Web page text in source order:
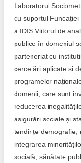
Scrisori de
Rapoarte
Inițiative în derulare
Inițiative desfășurate
Note & poziții​
Investigații în
Politici regionale
Bunele practici
Transparența
People Watch
Laboratorul
cu suportul Fundației
a IDIS Viitorul de
publice în domeniul
parteneriat cu
cercetări aplicate și
programelor
domenii, care sunt
reducerea
asigurări sociale și
tendințe demografie,
integrarea
socială, sănătate